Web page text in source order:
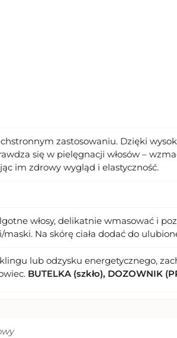
zastosowaniu. Dzięki
się w pielęgnacji włosów –
im zdrowy wygląd i elastyczność.
włosy, delikatnie wmasować i
Na skórę ciała dodać do
lub odzysku energetycznego,
BUTELKA (szkło), DOZOWNIK